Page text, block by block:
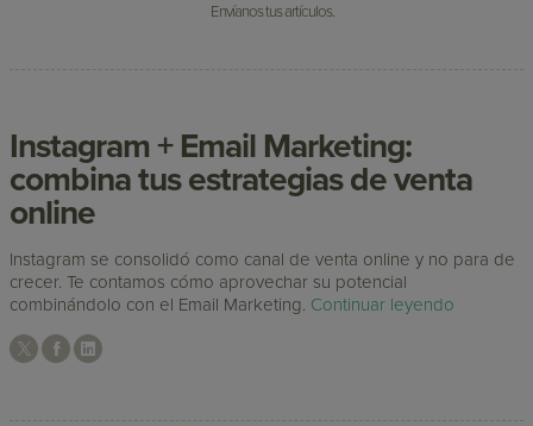
Envíanos tus artículos.
Instagram + Email Marketing:
combina tus estrategias de venta
online
Instagram se consolidó como canal de venta online y no para de
crecer. Te contamos cómo aprovechar su potencial
combinándolo con el Email Marketing. Continuar leyendo